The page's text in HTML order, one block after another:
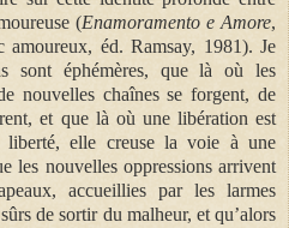
(Enamoramento e Amore,
éd. Ramsay, 1981). Je
sont éphémères, que là où les
nouvelles chaînes se forgent, de
et que là où une libération est
liberté, elle creuse la voie à une
les nouvelles oppressions arrivent
accueillies par les larmes
de sortir du malheur, et qu’alors